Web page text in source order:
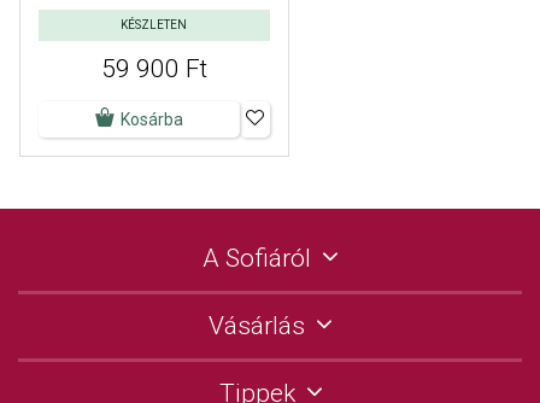
KÉSZLETEN
59 900 Ft
Kosárba
A Sofiáról
Vásárlás
Tippek